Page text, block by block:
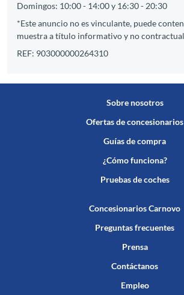
Domingos: 10:00 - 14:00 y 16:30 - 20:30
*Este anuncio no es vinculante, puede
muestra a título informativo y no
REF: 903000000264310
Sobre nosotros
Ofertas de concesionarios
Guías de compra
¿Cómo funciona?
Pruebas de coches
Concesionarios Carnovo
Preguntas frecuentes
Prensa
Contáctanos
Empleo